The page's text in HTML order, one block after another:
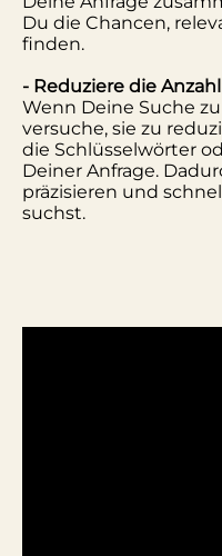
Du die Chancen,
finden.
- Reduziere die
Wenn Deine Suche
versuche, sie zu
die Schlüsselwörter
Deiner Anfrage.
präzisieren und
suchst.